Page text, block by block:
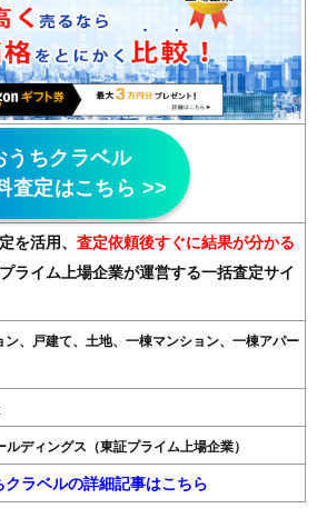
うちクラベル
査定はこちら >>
を活用、 査定依頼後すぐに結果が分かる
プライム上場企業が運営する一括査定サイ
ン、戸建て、土地、一棟マンション、一棟アパー
ルディングス（東証プライム上場企業）
クラベルの詳細記事はこちら